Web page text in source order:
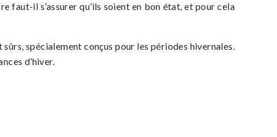
faut-il s’assurer qu’ils soient en bon état, et pour cela
spécialement conçus pour les périodes hivernales.
d’hiver.